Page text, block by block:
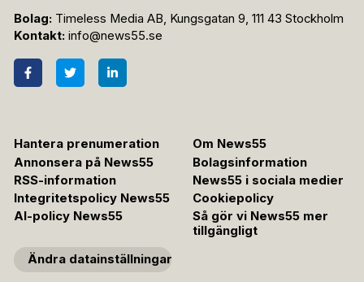
Bolag: Timeless Media AB, Kungsgatan 9, 111 43 Stockholm
Kontakt: info@news55.se
Hantera prenumeration
Om News55
Annonsera på News55
Bolagsinformation
RSS-information
News55 i sociala medier
Integritetspolicy News55
Cookiepolicy
AI-policy News55
Så gör vi News55 mer
tillgängligt
Ändra datainställningar